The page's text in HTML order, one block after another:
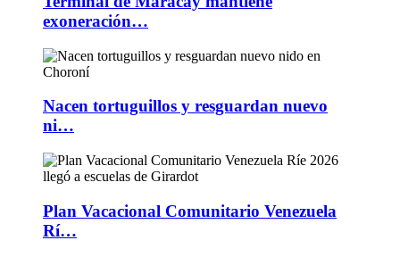
exoneración…
Nacen tortuguillos y resguardan nuevo
ni…
Plan Vacacional Comunitario Venezuela
Rí…